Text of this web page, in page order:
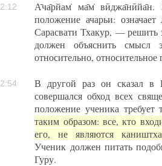
А̄ча̄рйам̇ ма̄м̇ вӣджа̄нӣйа̄н.
положение ачарьи:
Сарасвати Тхакур, — решить
должен объяснить смысл
относительно,
В другой раз он сказал в
совершался обход всех
положение ученика
таким образом: все, кто
его, не являются
Ученик должен питать
Гуру.